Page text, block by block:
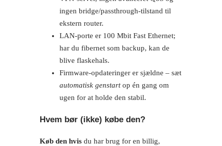
ingen bridge/passthrough-tilstand til
ekstern router.
LAN-porte er 100 Mbit Fast Ethernet;
har du fibernet som backup, kan de
blive flaskehals.
Firmware-opdateringer er sjældne – sæt
automatisk genstartop én gang om
ugen for at holde den stabil.
Hvem bør (ikke) købe den?
Køb den hvis du har brug for en billig,